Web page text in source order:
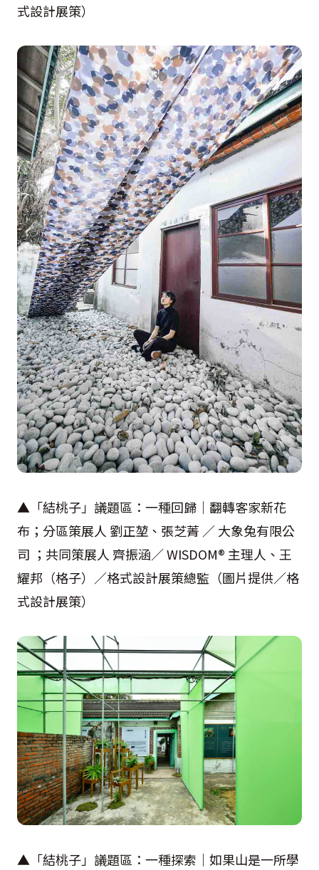
式設計展策）
▲「結桃子」議題區：一種回歸｜翻轉客家新花
布；分區策展人 劉正堃、張芝菁 ／ 大象兔有限公
司 ；共同策展人 齊振涵／ WISDOM® 主理人、王
耀邦（格子）／格式設計展策總監（圖片提供／格
式設計展策）
▲「結桃子」議題區：一種探索｜如果山是一所學